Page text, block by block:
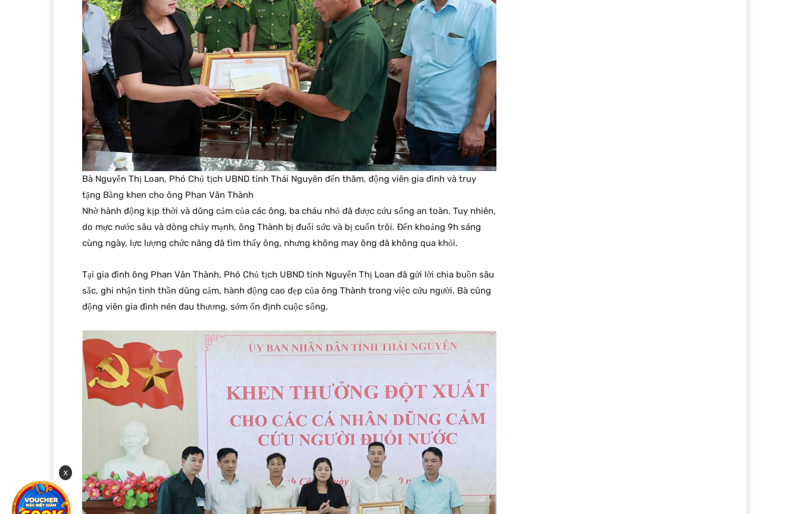
Bà Nguyễn Thị Loan, Phó Chủ tịch UBND tỉnh Thái Nguyên đến thăm, động viên gia đình và truy
tặng Bằng khen cho ông Phan Văn Thành
Nhờ hành động kịp thời và dũng cảm của các ông, ba cháu nhỏ đã được cứu sống an toàn. Tuy nhiên,
do mực nước sâu và dòng chảy mạnh, ông Thành bị đuối sức và bị cuốn trôi. Đến khoảng 9h sáng
cùng ngày, lực lượng chức năng đã tìm thấy ông, nhưng không may ông đã không qua khỏi.
Tại gia đình ông Phan Văn Thành, Phó Chủ tịch UBND tỉnh Nguyễn Thị Loan đã gửi lời chia buồn sâu
sắc, ghi nhận tinh thần dũng cảm, hành động cao đẹp của ông Thành trong việc cứu người. Bà cũng
động viên gia đình nén đau thương, sớm ổn định cuộc sống.
x